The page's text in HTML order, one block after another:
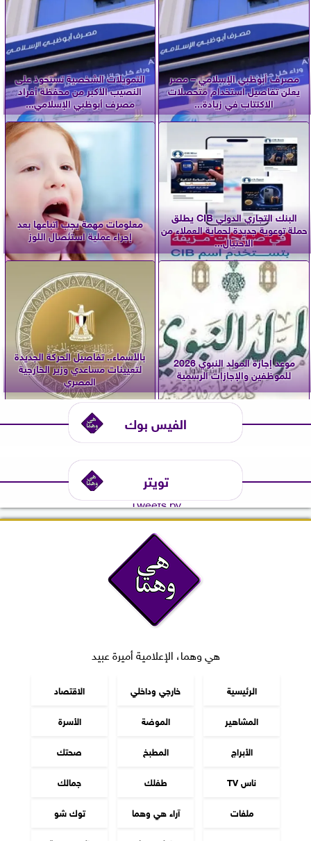
مصرف أبوظبي الإسلامي – مصر
يعلن تفاصيل استخدام متحصلات
الاكتتاب في زيادة...
التمويلات الشخصية تستحوذ على
النصيب الأكبر من محفظة أفراد
مصرف أبوظبي الإسلامي...
البنك التجاري الدولي CIB يطلق
حملة توعوية جديدة لحماية العملاء من
الاحتيال...
معلومات مهمة يجب اتباعها بعد
إجراء عملية استئصال اللوز
موعد إجازة المولد النبوي 2026
للموظفين والإجازات الرسمية
بالأسماء.. تفاصيل الحركة الجديدة
لتعيينات مساعدي وزير الخارجية
المصري
الفيس بوك
تويتر
Tweets by
هي وهما، الإعلامية أميرة عبيد
الرئيسية خارجي وداخلي
الاقتصاد
المشاهير
الموضة
الأسرة
الأبراج
المطبخ
صحتك
ناس TV
طفلك
جمالك
ملفات
آراء هي وهما
توك شو